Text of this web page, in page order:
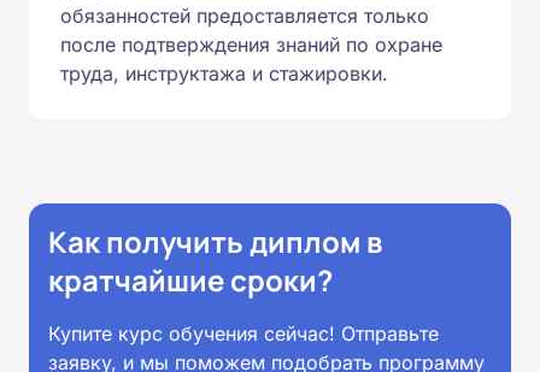
обязанностей предоставляется только
после подтверждения знаний по охране
труда, инструктажа и стажировки.
Как получить диплом в
кратчайшие сроки?
Купите курс обучения сейчас! Отправьте
заявку, и мы поможем подобрать программу